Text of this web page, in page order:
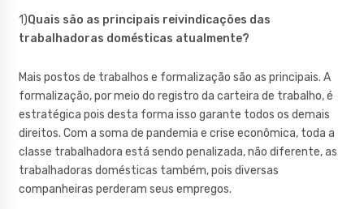
1)Quais são as principais reivindicações das
trabalhadoras domésticas atualmente?
Mais postos de trabalhos e formalização são as principais. A
formalização, por meio do registro da carteira de trabalho, é
estratégica pois desta forma isso garante todos os demais
direitos. Com a soma de pandemia e crise econômica, toda a
classe trabalhadora está sendo penalizada, não diferente, as
trabalhadoras domésticas também, pois diversas
companheiras perderam seus empregos.